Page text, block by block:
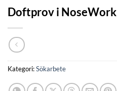
Doftprov i NoseWork
Kategori:Sökarbete